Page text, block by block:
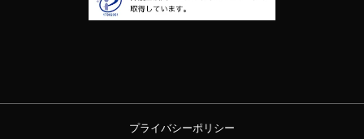
プライバシーポリシー